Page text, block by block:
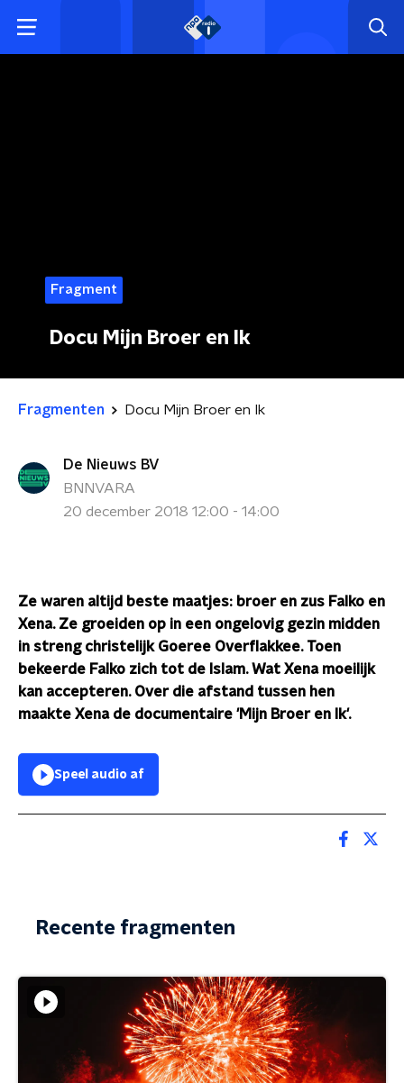
Fragment
Docu Mijn Broer en Ik
Fragmenten Docu Mijn Broer en Ik
De Nieuws BV
BNNVARA
20 december 2018 12:00 - 14:00
Ze waren altijd beste maatjes: broer en zus Falko en
Xena. Ze groeiden op in een ongelovig gezin midden
in streng christelijk Goeree Overflakkee. Toen
bekeerde Falko zich tot de Islam. Wat Xena moeilijk
kan accepteren. Over die afstand tussen hen
maakte Xena de documentaire 'Mijn Broer en Ik'.
Speel audio af
Recente fragmenten